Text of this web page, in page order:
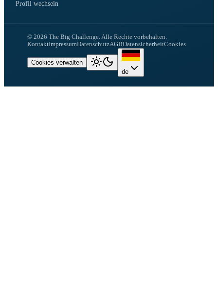
Profil wechseln
© 2026 The Big Challenge.Alle Rechte vorbehalten.
KontaktImpressumDatenschutzAGBDatensicherheitCookies
Cookies verwalten
de